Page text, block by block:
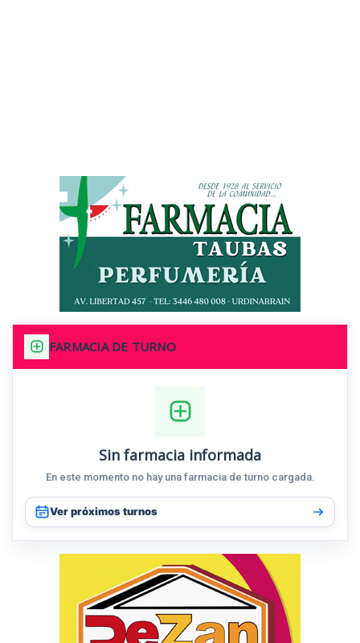
FARMACIA DE TURNO
Sin farmacia informada
En este momento no hay una farmacia de turno cargada.
Ver próximos turnos